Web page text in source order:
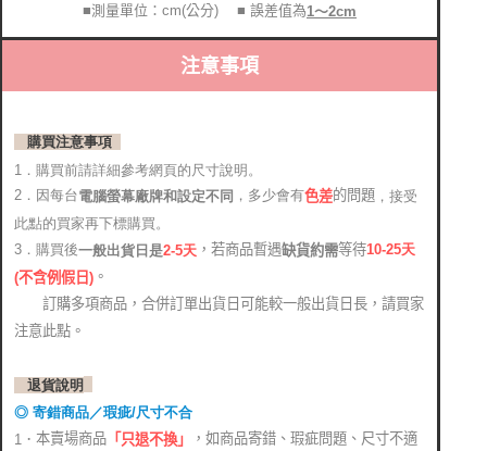
■測量單位：cm(公分) ■ 誤差值為1～2cm
注意事項
購買注意事項
1．購買前請詳細參考網頁的尺寸說明。
2．因每台電腦螢幕廠牌和設定不同 ，多少會有色差的問題 ，接受
此點的買家再下標購買。
3．購買後一般出貨日是2-5天 ，若商品暫遇缺貨約需等待10-25天
(不含例假日) 。
訂購多項商品，合併訂單出貨日可能較一般出貨日長，請買家
注意此點。
退貨說明
◎ 寄錯商品／瑕疵/尺寸不合
1． 本賣場商品 「只退不換」
，如商品寄錯、瑕疵問題、尺寸不適